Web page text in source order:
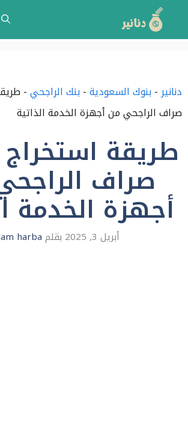
انتقل
إلى
دنانير-بنوك السعودية-بنك الراجحي-
صراف الراجحي من أجهزة الخدمة الذاتية
طريقة
صراف
أجهزة الخدمة
أبريل 3, 2025 بقلم harba